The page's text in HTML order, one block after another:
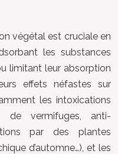
végétal est cruciale en
les substances
limitant leur absorption
effets néfastes sur
les intoxications
de vermifuges, anti-
par des plantes
d’automne…), et les